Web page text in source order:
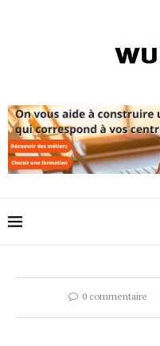
0 commentaire